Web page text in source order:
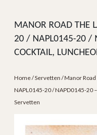
MANOR ROAD THE
20 / NAPL0145-20 /
COCKTAIL,
Home/Servetten / Manor
NAPL0145-20 / NAPD0145-20
Servetten